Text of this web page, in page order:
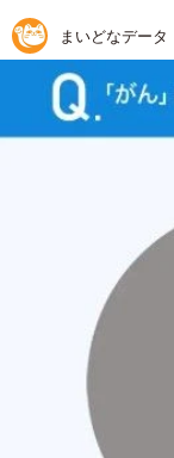
まいどなデータ